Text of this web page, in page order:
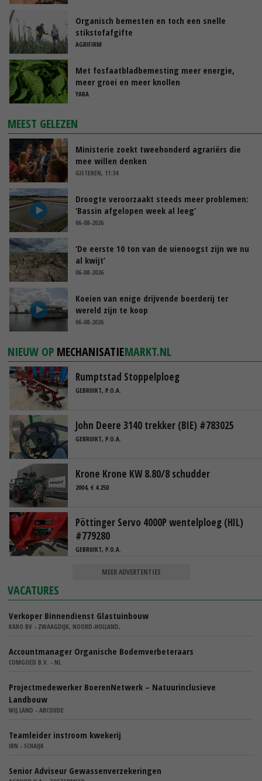
Organisch bemesten en toch een snelle
stikstofafgifte
AGRIFIRM
Met fosfaatbladbemesting meer energie,
meer groei en meer knollen
YARA
MEEST GELEZEN
Ministerie zoekt tweehonderd agrariërs die
mee willen denken
GISTEREN, 11:34
Droogte veroorzaakt steeds meer problemen:
‘Bassin afgelopen week al leeg’
06-08-2026
‘De eerste 10 ton van de uienoogst zijn we nu
al kwijt’
06-08-2026
Koeien van enige drijvende boerderij ter
wereld zijn te koop
06-08-2026
NIEUW OP MECHANISATIEMARKT.NL
Rumptstad Stoppelploeg
GEBRUIKT, P.O.A.
John Deere 3140 trekker (BIE) #783025
GEBRUIKT, P.O.A.
Krone Krone KW 8.80/8 schudder
2004, € 4.250
Pöttinger Servo 4000P wentelploeg (HIL)
#779280
GEBRUIKT, P.O.A.
MEER ADVERTENTIES
VACATURES
Verkoper Binnendienst Glastuinbouw
KARO BV - ZWAAGDIJK, NOORD-HOLLAND,
Accountmanager Organische Bodemverbeteraars
COMGOED B.V. - NL
Projectmedewerker BoerenNetwerk – Natuurinclusieve
Landbouw
WIJ.LAND - ABCOUDE
Teamleider instroom kwekerij
IBN - SCHAIJK
Senior Adviseur Gewassenverzekeringen